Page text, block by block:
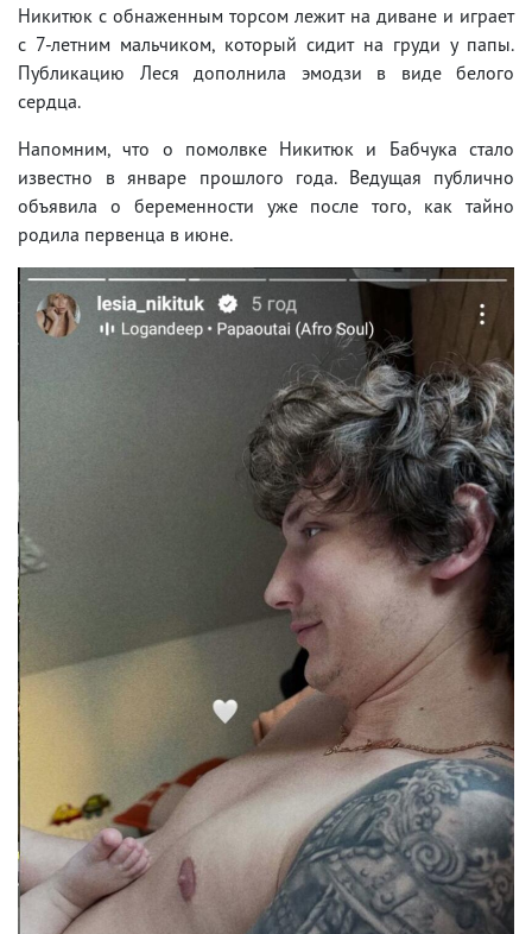
Никитюк с обнаженным торсом лежит на диване и играет
с 7-летним мальчиком, который сидит на груди у папы.
Публикацию Леся дополнила эмодзи в виде белого
сердца.
Напомним, что о помолвке Никитюк и Бабчука стало
известно в январе прошлого года. Ведущая публично
объявила о беременности уже после того, как тайно
родила первенца в июне.